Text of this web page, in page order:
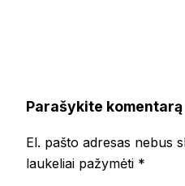
Parašykite komentarą
El. pašto adresas nebus
laukeliai pažymėti *